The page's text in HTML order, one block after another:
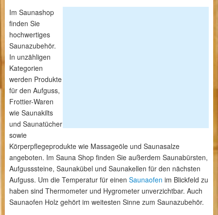
Im Saunashop
finden Sie
hochwertiges
Saunazubehör.
In unzähligen
Kategorien
werden Produkte
für den Aufguss,
Frottier-Waren
wie Saunakilts
und Saunatücher
sowie
Körperpflegeprodukte wie Massageöle und Saunasalze
angeboten. Im Sauna Shop finden Sie außerdem Saunabürsten,
Aufgusssteine, Saunakübel und Saunakellen für den nächsten
Aufguss. Um die Temperatur für einen Saunaofen im Blickfeld zu
haben sind Thermometer und Hygrometer unverzichtbar. Auch
Saunaofen Holz gehört im weitesten Sinne zum Saunazubehör.